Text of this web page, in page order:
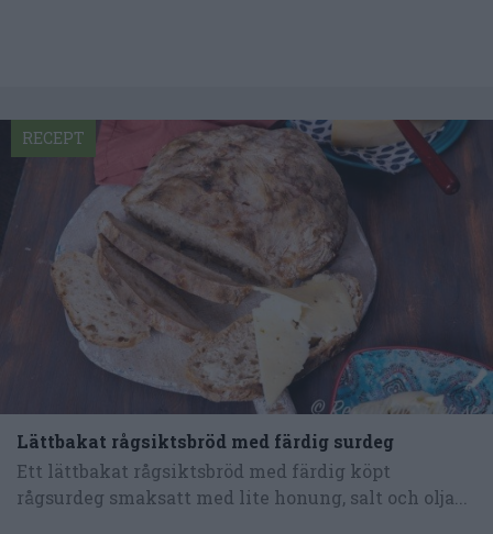
Lättbakat rågsiktsbröd med färdig surdeg
Ett lättbakat rågsiktsbröd med färdig köpt
rågsurdeg smaksatt med lite honung, salt och olja...
RECEPT